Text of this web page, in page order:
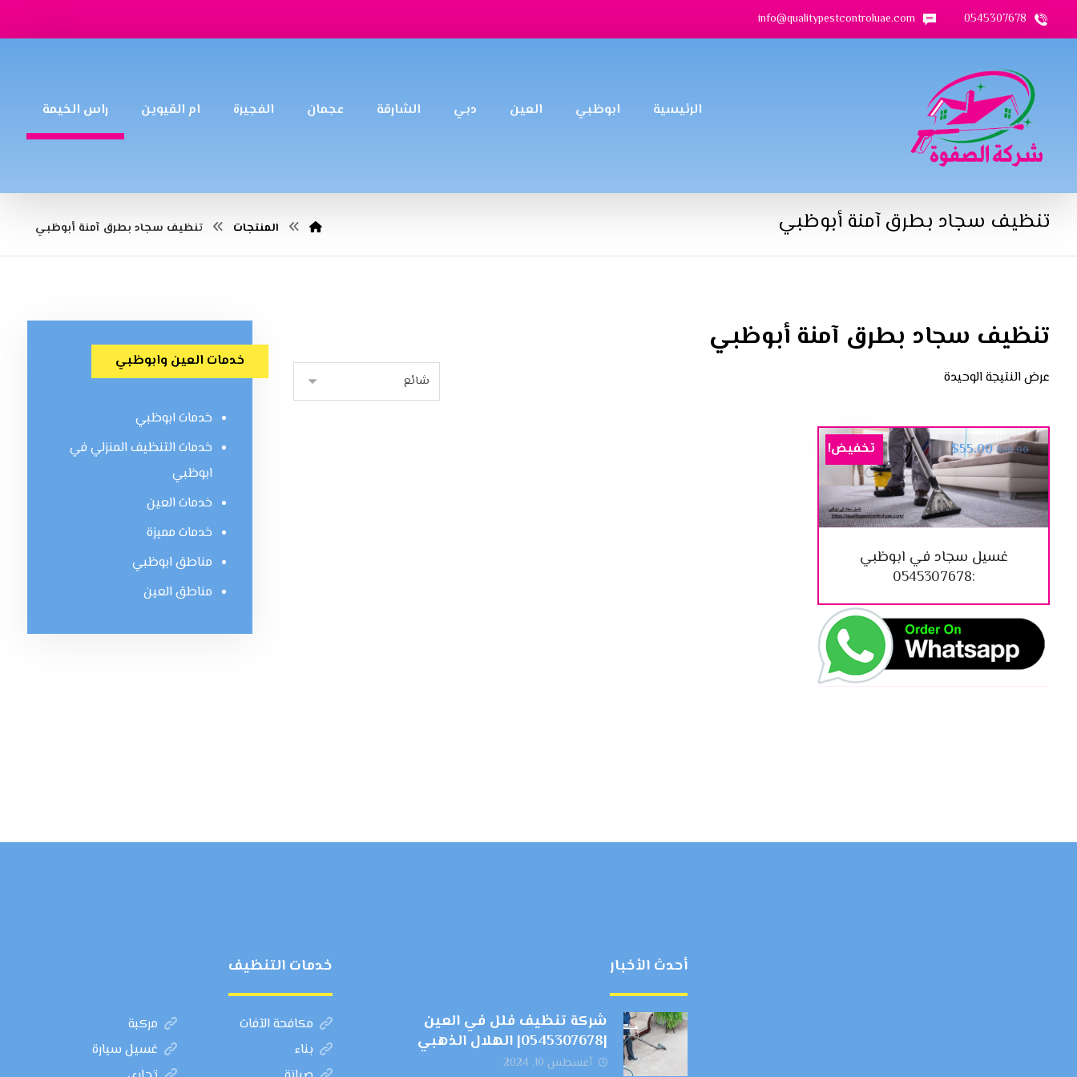
0545307678
info@qualitypestcontroluae.com
الرئيسية ابوظبي العين دبي الشارقة عجمان الفجيرة ام القيوين راس الخيمة
تنظيف سجاد بطرق آمنة أبوظبي المنتجات تنظيف سجاد بطرق آمنة أبوظبي
تنظيف سجاد بطرق آمنة أبوظبي
عرض النتيجة الوحيدة
غسيل سجاد في ابوظبي
:0545307678
$80.00
$55.00 تخفيض!
خدمات العين وابوظبي
خدمات ابوظبي
خدمات التنظيف المنزلي في
ابوظبي
خدمات العين
خدمات مميزة
مناطق ابوظبي
مناطق العين
أحدث الأخبار
شركة تنظيف فلل في العين
|0545307678| الهلال الذهبي
أغسطس 10, 2024
خدمات التنظيف
مكافحة الآفات
مركبة
بناء
غسيل سيارة